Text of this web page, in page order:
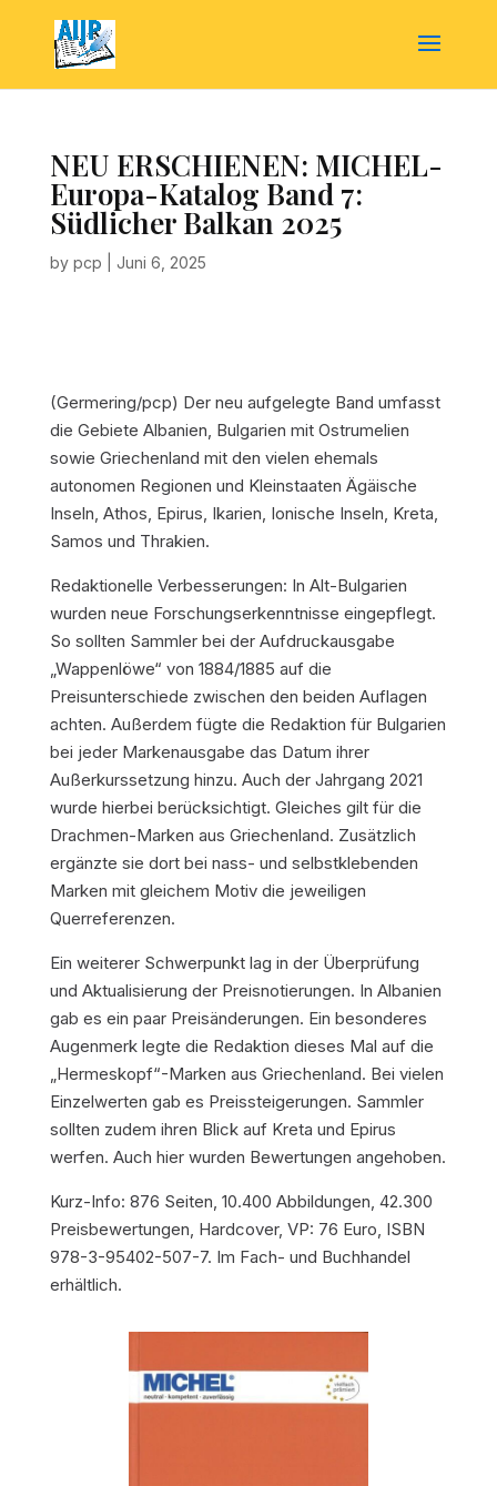
NEU ERSCHIENEN: MICHEL-
Europa-Katalog Band 7:
Südlicher Balkan 2025
by pcp Juni 6, 2025
(Germering/pcp) Der neu aufgelegte Band umfasst
die Gebiete Albanien, Bulgarien mit Ostrumelien
sowie Griechenland mit den vielen ehemals
autonomen Regionen und Kleinstaaten Ägäische
Inseln, Athos, Epirus, Ikarien, Ionische Inseln, Kreta,
Samos und Thrakien.
Redaktionelle Verbesserungen: In Alt-Bulgarien
wurden neue Forschungserkenntnisse eingepflegt.
So sollten Sammler bei der Aufdruckausgabe
„Wappenlöwe“ von 1884/1885 auf die
Preisunterschiede zwischen den beiden Auflagen
achten. Außerdem fügte die Redaktion für Bulgarien
bei jeder Markenausgabe das Datum ihrer
Außerkurssetzung hinzu. Auch der Jahrgang 2021
wurde hierbei berücksichtigt. Gleiches gilt für die
Drachmen-Marken aus Griechenland. Zusätzlich
ergänzte sie dort bei nass- und selbstklebenden
Marken mit gleichem Motiv die jeweiligen
Querreferenzen.
Ein weiterer Schwerpunkt lag in der Überprüfung
und Aktualisierung der Preisnotierungen. In Albanien
gab es ein paar Preisänderungen. Ein besonderes
Augenmerk legte die Redaktion dieses Mal auf die
„Hermeskopf“-Marken aus Griechenland. Bei vielen
Einzelwerten gab es Preissteigerungen. Sammler
sollten zudem ihren Blick auf Kreta und Epirus
werfen. Auch hier wurden Bewertungen angehoben.
Kurz-Info: 876 Seiten, 10.400 Abbildungen, 42.300
Preisbewertungen, Hardcover, VP: 76 Euro, ISBN
978-3-95402-507-7. Im Fach- und Buchhandel
erhältlich.